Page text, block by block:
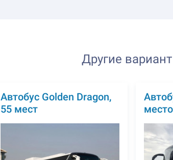
Другие
Автобус Golden Dragon,
55 мест
место